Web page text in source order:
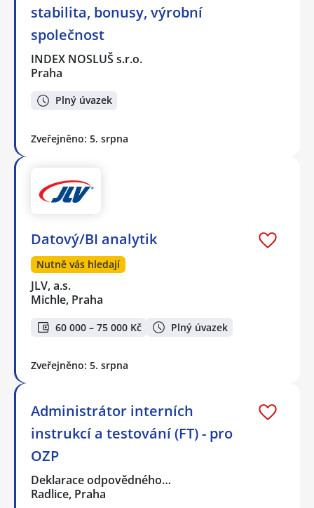
stabilita, bonusy, výrobní
společnost
INDEX NOSLUŠ s.r.o.
Praha
Plný úvazek
Zveřejněno: 5. srpna
Datový/BI analytik
Nutně vás hledají
JLV, a.s.
Michle, Praha
60 000 – 75 000 Kč Plný úvazek
Zveřejněno: 5. srpna
Administrátor interních
instrukcí a testování (FT) - pro
OZP
Deklarace odpovědného…
Radlice, Praha